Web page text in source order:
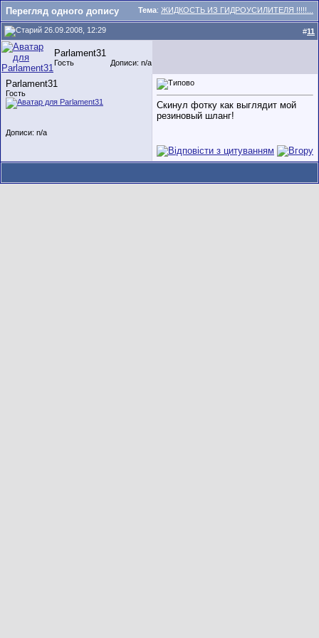
Тема: ЖИДКОСТЬ ИЗ ГИДРОУСИЛИТЕЛЯ !!!!!...
Перегляд одного допису
26.09.2008, 12:29 #11
Parlament31
Гость Дописи: n/a
Parlament31
Гость
Дописи: n/a
Скинул фотку как выглядит мой
резиновый шланг!